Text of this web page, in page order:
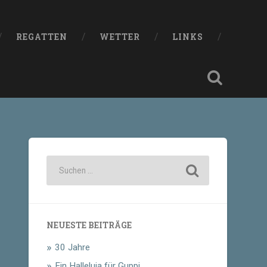
REGATTEN WETTER LINKS
NEUESTE BEITRÄGE
30 Jahre